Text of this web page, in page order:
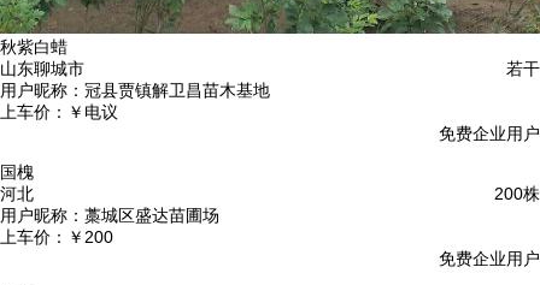
秋紫白蜡
若干
山东聊城市
用户昵称： 冠县贾镇解卫昌苗木基地
上车价： ￥电议
免费企业用户
国槐
200株
河北
用户昵称： 藁城区盛达苗圃场
上车价： ￥200
免费企业用户